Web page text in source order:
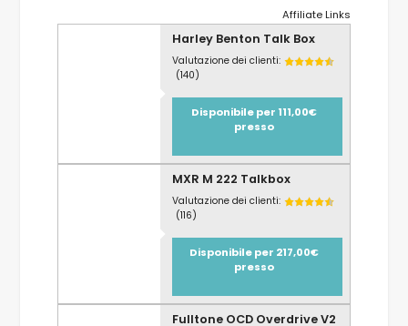
Affiliate Links
Harley Benton Talk Box
Valutazione dei clienti:
(140)
Disponibile per 111,00€
presso
MXR M 222 Talkbox
Valutazione dei clienti:
(116)
Disponibile per 217,00€
presso
Fulltone OCD Overdrive V2